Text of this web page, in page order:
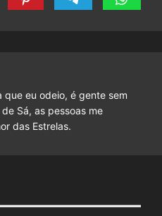
que eu odeio, é gente sem
Sá, as pessoas me
das Estrelas.